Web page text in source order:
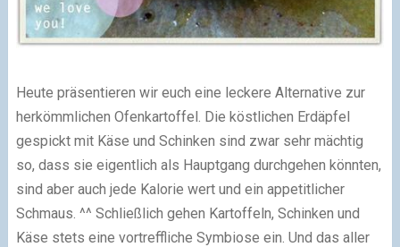
Heute präsentieren wir euch eine leckere Alternative zur
herkömmlichen Ofenkartoffel. Die köstlichen Erdäpfel
gespickt mit Käse und Schinken sind zwar sehr mächtig
so, dass sie eigentlich als Hauptgang durchgehen könnten,
sind aber auch jede Kalorie wert und ein appetitlicher
Schmaus. ^^ Schließlich gehen Kartoffeln, Schinken und
Käse stets eine vortreffliche Symbiose ein. Und das aller